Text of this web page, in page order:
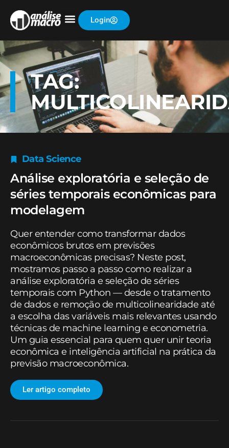
Login
TAG:
Data Science
Análise exploratória e seleção de
séries temporais econômicas para
modelagem
Quer entender como transformar dados
econômicos brutos em previsões
macroeconômicas precisas? Neste post,
mostramos passo a passo como realizar a
análise exploratória e seleção de séries
temporais com Python — desde o tratamento
de dados e remoção de multicolinearidade até
a escolha das variáveis mais relevantes usando
técnicas de machine learning e econometria.
Um guia essencial para quem quer unir teoria
econômica e inteligência artificial na prática da
previsão macroeconômica.
Ler artigo completo